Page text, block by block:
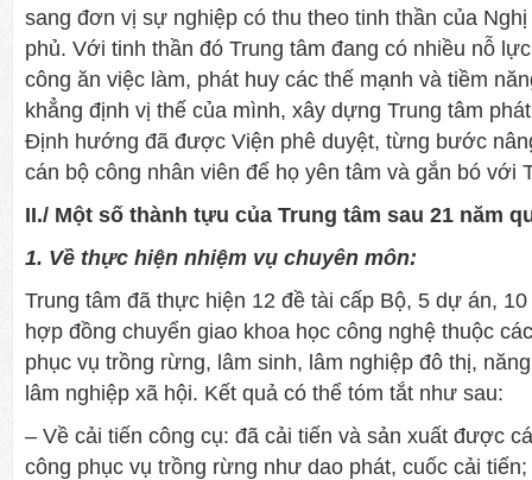
sang đơn vị sự nghiệp có thu theo tinh thần của
phủ. Với tinh thần đó Trung tâm đang có nhiều nỗ
công ăn việc làm, phát huy các thế mạnh và tiềm
khẳng định vị thế của mình, xây dựng Trung tâm
Định hướng đã được Viện phê duyệt, từng bước
cán bộ công nhân viên để họ yên tâm và gắn bó với
II./ Một số thành tựu của Trung tâm sau 21 năm
1. Về thực hiện nhiệm vụ chuyên môn:
Trung tâm đã thực hiện 12 đề tài cấp Bộ, 5 dự án,
hợp đồng chuyển giao khoa học công nghệ thuộc
phục vụ trồng rừng, lâm sinh, lâm nghiệp đô thị,
lâm nghiệp xã hội. Kết quả có thể tóm tắt như sau:
– Về cải tiến công cụ: đã cải tiến và sản xuất được
công phục vụ trồng rừng như dao phát, cuốc cải